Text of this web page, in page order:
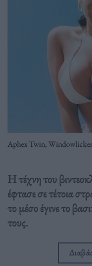
Aphex Twin, Windowlicker
Η τέχνη του
έφτασε σε τέτοια
το μέσο έγινε το
τους.